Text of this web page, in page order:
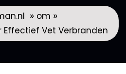
» om »
Effectief Vet Verbranden